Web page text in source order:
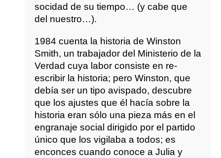
socidad de su tiempo… (y cabe que
del nuestro…).
1984 cuenta la historia de Winston
Smith, un trabajador del Ministerio de la
Verdad cuya labor consiste en re-
escribir la historia; pero Winston, que
debía ser un tipo avispado, descubre
que los ajustes que él hacía sobre la
historia eran sólo una pieza más en el
engranaje social dirigido por el partido
único que los vigilaba a todos; es
enconces cuando conoce a Julia y